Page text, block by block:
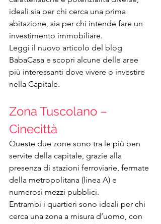
ideali sia per chi cerca una prima
abitazione, sia per chi intende fare un
investimento immobiliare.
Leggi il nuovo articolo del blog
BabaCasa e scopri alcune delle aree
più interessanti dove vivere o investire
nella Capitale.
Zona Tuscolano –
Cinecittà
Queste due zone sono tra le più ben
servite della capitale, grazie alla
presenza di stazioni ferroviarie, fermate
della metropolitana (linea A) e
numerosi mezzi pubblici.
Entrambi i quartieri sono ideali per chi
cerca una zona a misura d’uomo, con